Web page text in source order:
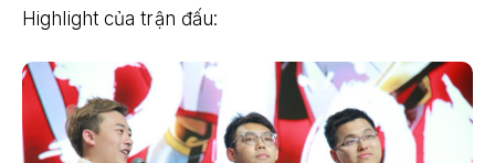
Highlight của trận đấu: